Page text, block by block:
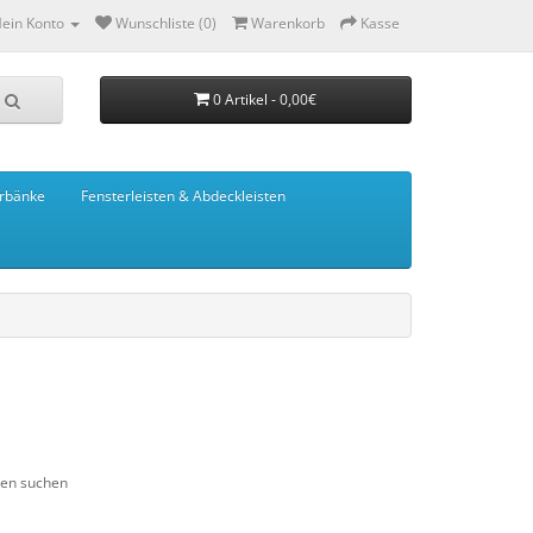
Konto Wunschliste (0) Warenkorb Kasse
0 Artikel - 0,00€
Fensterleisten & Abdeckleisten
suchen